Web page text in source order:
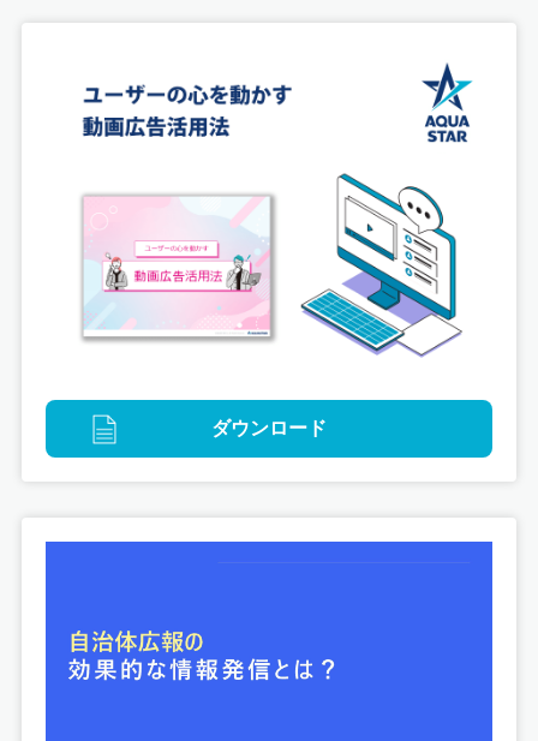
ダウンロード